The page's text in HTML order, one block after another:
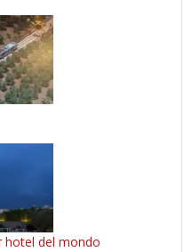
hotel del mondo